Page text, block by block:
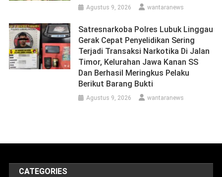
Agustus 9, 2026 wantaranews
Satresnarkoba Polres Lubuk Linggau
Gerak Cepat Penyelidikan Sering
Terjadi Transaksi Narkotika Di Jalan
Timor, Kelurahan Jawa Kanan SS
Dan Berhasil Meringkus Pelaku
Berikut Barang Bukti
Agustus 9, 2026 wantaranews
CATEGORIES